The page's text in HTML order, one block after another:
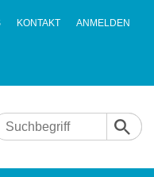
KONTAKT ANMELDEN